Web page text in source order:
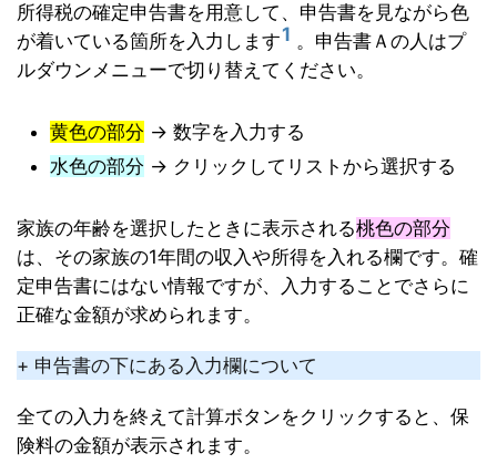
所得税の確定申告書を用意して、申告書を見ながら色
が着いている箇所を入力します1 。申告書Ａの人はプ
ルダウンメニューで切り替えてください。
黄色の部分 → 数字を入力する
水色の部分 → クリックしてリストから選択する
家族の年齢を選択したときに表示される桃色の部分
は、その家族の1年間の収入や所得を入れる欄です。確
定申告書にはない情報ですが、入力することでさらに
正確な金額が求められます。
+ 申告書の下にある入力欄について
全ての入力を終えて計算ボタンをクリックすると、保
険料の金額が表示されます。